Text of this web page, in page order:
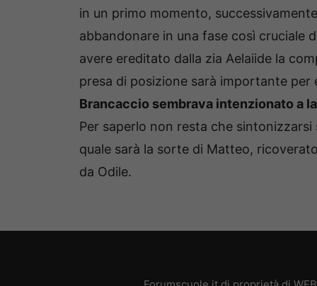
in un primo momento,
abbandonare in una fase così cruciale
avere ereditato dalla zia Aelaiide la
presa di posizione sarà importante
Brancaccio sembrava intenzionato a
Per saperlo non resta che
quale sarà la sorte di Matteo,
da Odile.